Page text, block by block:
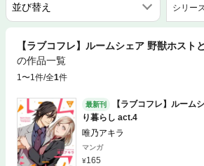
シリー
【ラブコフレ】ルームシェア 野獣ホスト
の作品一覧
1〜1件/全1件
最新刊
【ラブコフレ】ルーム
り暮らし act.4
唯乃アキラ
マンガ
165